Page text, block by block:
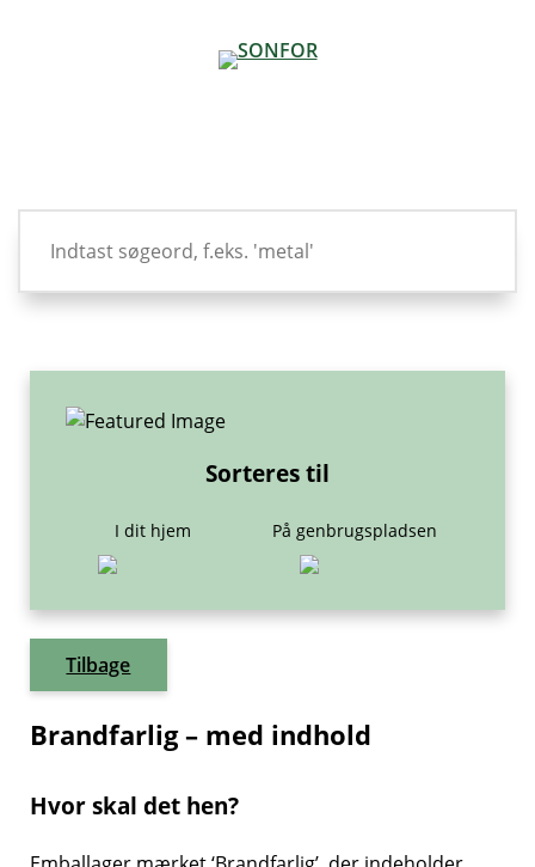
Tilbage
Brandfarlig – med indhold
Hvor skal det hen?
Sorteres til
I dit hjem På genbrugspladsen